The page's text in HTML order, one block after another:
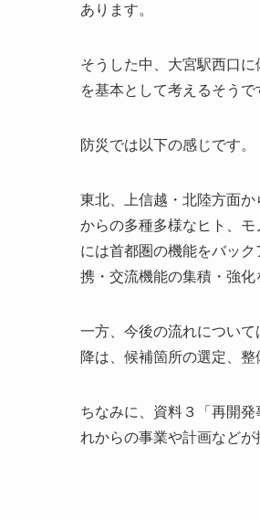
あります。
そうした中、大宮駅西口
を基本として考えるそうで
防災では以下の感じです。
東北、上信越・北陸方面
からの多種多様なヒト、
には首都圏の機能をバッ
携・交流機能の集積・強化
一方、今後の流れについ
降は、候補箇所の選定、
ちなみに、資料３「再開
れからの事業や計画などが